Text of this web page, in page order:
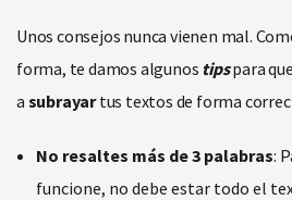
Unos consejos nunca vienen mal.
forma, te damos algunos tipspara
a subrayartus textos de forma
No resaltes más de 3 palabras:
funcione, no debe estar todo el